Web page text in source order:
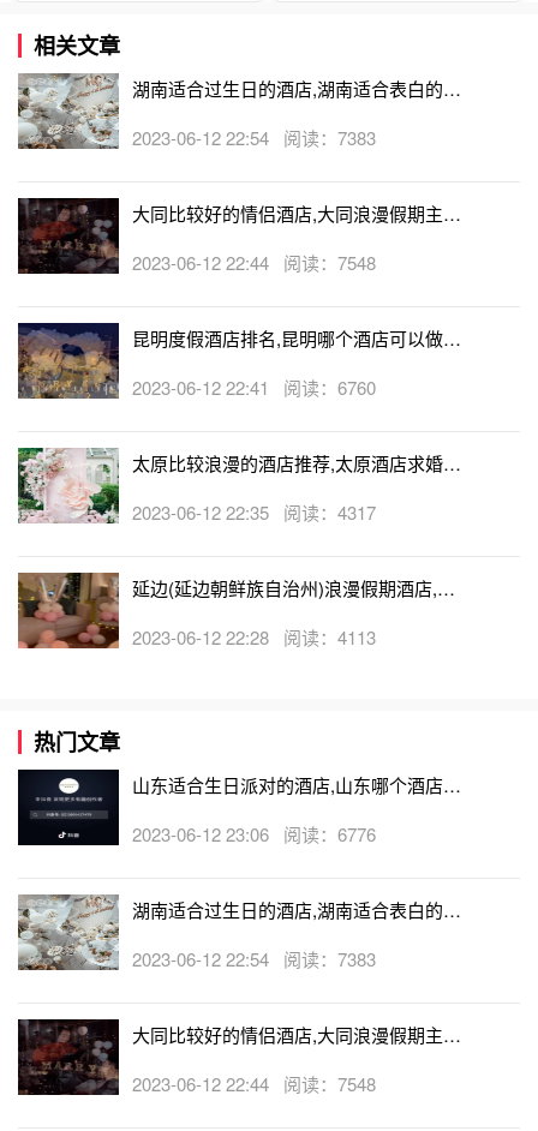
相关文章
湖南适合过生日的酒店,湖南适合表白的酒
2023-06-12 22:54 阅读：7383
大同比较好的情侣酒店,大同浪漫假期主题
2023-06-12 22:44 阅读：7548
昆明度假酒店排名,昆明哪个酒店可以做求
2023-06-12 22:41 阅读：6760
太原比较浪漫的酒店推荐,太原酒店求婚可
2023-06-12 22:35 阅读：4317
延边(延边朝鲜族自治州)浪漫假期酒店,延
2023-06-12 22:28 阅读：4113
热门文章
山东适合生日派对的酒店,山东哪个酒店有
2023-06-12 23:06 阅读：6776
湖南适合过生日的酒店,湖南适合表白的酒
2023-06-12 22:54 阅读：7383
大同比较好的情侣酒店,大同浪漫假期主题
2023-06-12 22:44 阅读：7548